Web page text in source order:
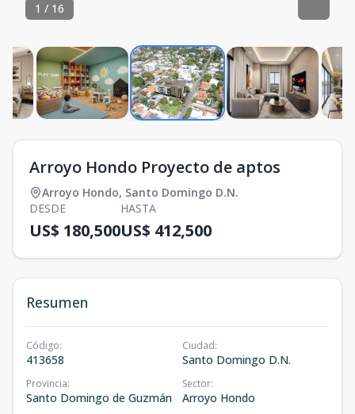
1 / 16
Arroyo Hondo Proyecto de aptos
Arroyo Hondo, Santo Domingo D.N.
DESDE
US$ 180,500
HASTA
US$ 412,500
Resumen
Código:
413658
Ciudad:
Santo Domingo D.N.
Provincia:
Santo Domingo de Guzmán
Sector:
Arroyo Hondo